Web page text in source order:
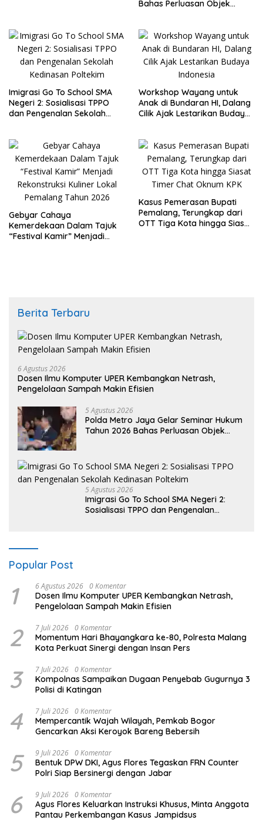
Bahas Perluasan Objek
Imigrasi Go To School SMA
Negeri 2: Sosialisasi TPPO
dan Pengenalan Sekolah
Workshop Wayang untuk
Anak di Bundaran HI, Dalang
Cilik Ajak Lestarikan Budaya
Gebyar Cahaya
Kemerdekaan Dalam Tajuk
“Festival Kamir” Menjadi
Kasus Pemerasan Bupati
Pemalang, Terungkap dari
OTT Tiga Kota hingga Siasat
Berita Terbaru
6 Agustus 2026
Dosen Ilmu Komputer UPER Kembangkan Netrash,
Pengelolaan Sampah Makin Efisien
5 Agustus 2026
Polda Metro Jaya Gelar Seminar Hukum
Tahun 2026 Bahas Perluasan Objek
5 Agustus 2026
Imigrasi Go To School SMA Negeri 2:
Sosialisasi TPPO dan Pengenalan
Popular Post
1 6 Agustus 2026 0 Komentar
Dosen Ilmu Komputer UPER Kembangkan Netrash,
Pengelolaan Sampah Makin Efisien
2 7 Juli 2026 0 Komentar
Momentum Hari Bhayangkara ke-80, Polresta Malang
Kota Perkuat Sinergi dengan Insan Pers
3 7 Juli 2026 0 Komentar
Kompolnas Sampaikan Dugaan Penyebab Gugurnya 3
Polisi di Katingan
4 7 Juli 2026 0 Komentar
Mempercantik Wajah Wilayah, Pemkab Bogor
Gencarkan Aksi Keroyok Bareng Bebersih
5 9 Juli 2026 0 Komentar
Bentuk DPW DKI, Agus Flores Tegaskan FRN Counter
Polri Siap Bersinergi dengan Jabar
6 9 Juli 2026 0 Komentar
Agus Flores Keluarkan Instruksi Khusus, Minta Anggota
Pantau Perkembangan Kasus Jampidsus